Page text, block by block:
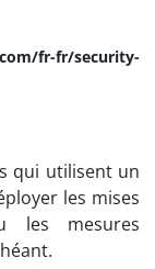
fr-fr/security-
qui utilisent un
les mises
les mesures